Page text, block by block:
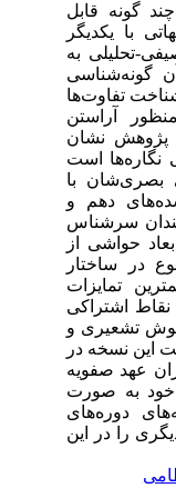
قابل
به
نشان
است
با
و
از
و
در
این